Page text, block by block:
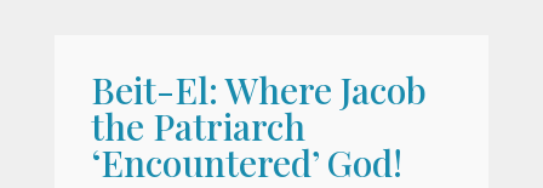
Beit-El: Where Jacob
the Patriarch
‘Encountered’ God!